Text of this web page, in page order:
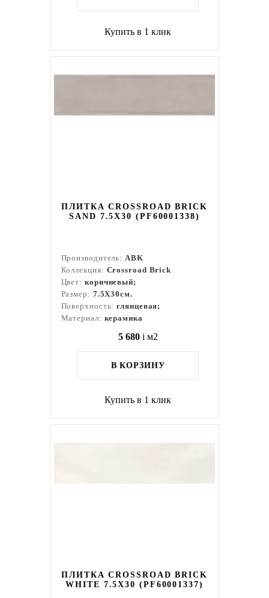
Купить в 1 клик
ПЛИТКА CROSSROAD BRICK
SAND 7.5X30 (PF60001338)
Производитель:ABK
Коллекция: Crossroad Brick
Цвет: коричневый;
Размер: 7.5X30см.
Поверхность:глянцевая;
Материал: керамика
5 680 i м2
В КОРЗИНУ
Купить в 1 клик
ПЛИТКА CROSSROAD BRICK
WHITE 7.5X30 (PF60001337)